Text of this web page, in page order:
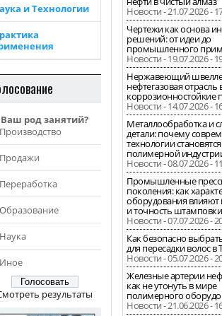
и Технологии
Ваш род занятий?
Производство
Продажи
Переработка
Образование
Наука
Иное
результаты
Новости - 21.07.2026 -
Чертежи как основа
решений: от идеи до
промышленного
Новости - 19.07.2026 -
Нержавеющий
нефтегазовая отрасль
коррозионностойкие
Новости - 14.07.2026 -
Металлообработка и
детали: почему
технологии
полимерной
Новости - 08.07.2026 -
Промышленные
поколения: как
оборудования влияют
и точность штамповки
Новости - 07.07.2026 -
Как безопасно
для пересадки волос в
Новости - 05.07.2026 -
Железные артерии
как не утонуть в мире
полимерного
Новости - 21.06.2026 -